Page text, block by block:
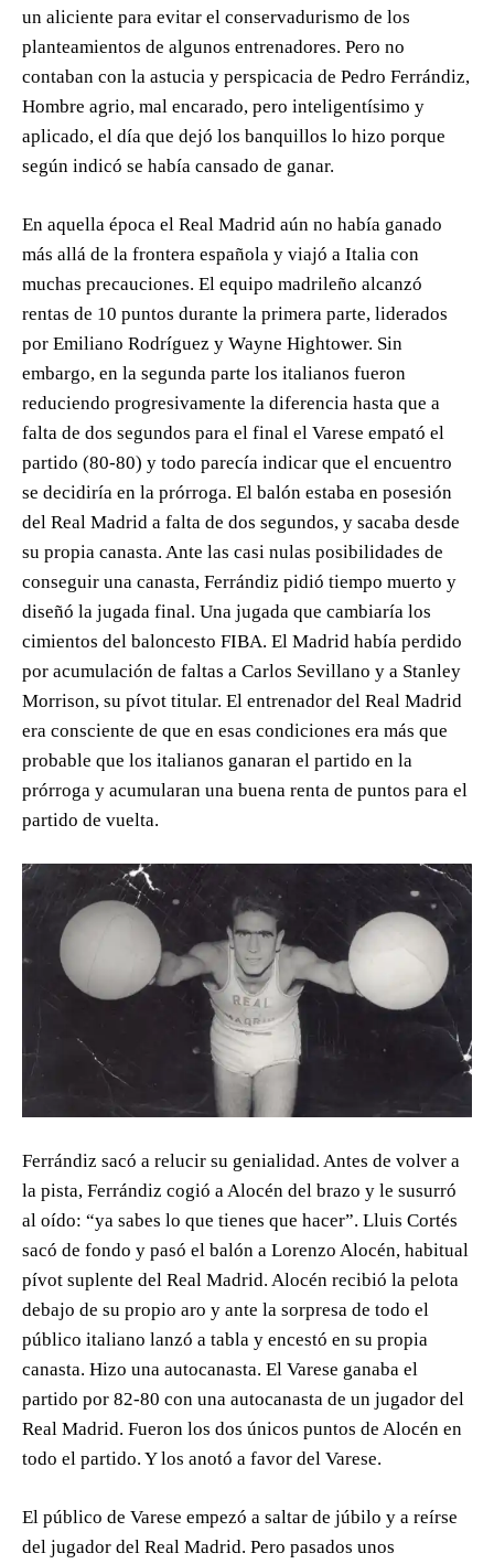
un aliciente para evitar el conservadurismo de los
planteamientos de algunos entrenadores. Pero no
contaban con la astucia y perspicacia de Pedro Ferrándiz,
Hombre agrio, mal encarado, pero inteligentísimo y
aplicado, el día que dejó los banquillos lo hizo porque
según indicó se había cansado de ganar.
En aquella época el Real Madrid aún no había ganado
más allá de la frontera española y viajó a Italia con
muchas precauciones. El equipo madrileño alcanzó
rentas de 10 puntos durante la primera parte, liderados
por Emiliano Rodríguez y Wayne Hightower. Sin
embargo, en la segunda parte los italianos fueron
reduciendo progresivamente la diferencia hasta que a
falta de dos segundos para el final el Varese empató el
partido (80-80) y todo parecía indicar que el encuentro
se decidiría en la prórroga. El balón estaba en posesión
del Real Madrid a falta de dos segundos, y sacaba desde
su propia canasta. Ante las casi nulas posibilidades de
conseguir una canasta, Ferrándiz pidió tiempo muerto y
diseñó la jugada final. Una jugada que cambiaría los
cimientos del baloncesto FIBA. El Madrid había perdido
por acumulación de faltas a Carlos Sevillano y a Stanley
Morrison, su pívot titular. El entrenador del Real Madrid
era consciente de que en esas condiciones era más que
probable que los italianos ganaran el partido en la
prórroga y acumularan una buena renta de puntos para el
partido de vuelta.
Ferrándiz sacó a relucir su genialidad. Antes de volver a
la pista, Ferrándiz cogió a Alocén del brazo y le susurró
al oído: “ya sabes lo que tienes que hacer”. Lluis Cortés
sacó de fondo y pasó el balón a Lorenzo Alocén, habitual
pívot suplente del Real Madrid. Alocén recibió la pelota
debajo de su propio aro y ante la sorpresa de todo el
público italiano lanzó a tabla y encestó en su propia
canasta. Hizo una autocanasta. El Varese ganaba el
partido por 82-80 con una autocanasta de un jugador del
Real Madrid. Fueron los dos únicos puntos de Alocén en
todo el partido. Y los anotó a favor del Varese.
El público de Varese empezó a saltar de júbilo y a reírse
del jugador del Real Madrid. Pero pasados unos